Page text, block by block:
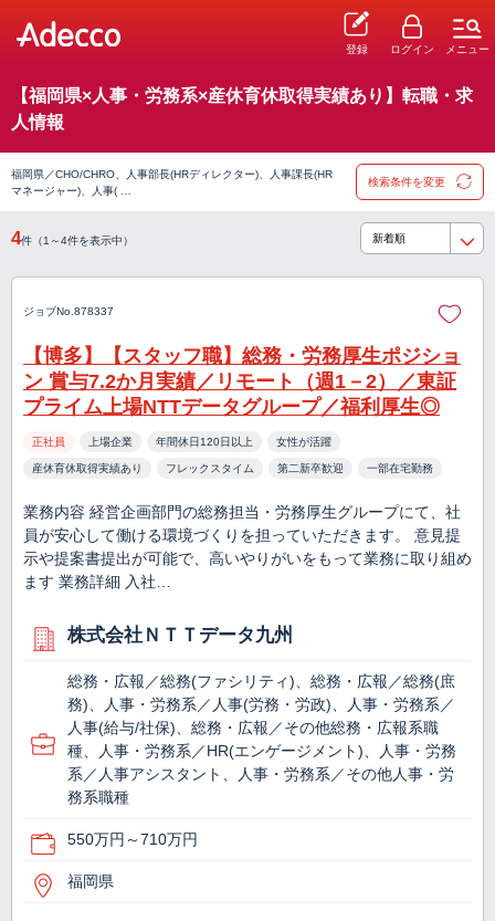
登録 ログイン メニュー
【福岡県×人事・労務系×産休育休取得実績あり】転職・求
人情報
福岡県／CHO/CHRO、人事部長(HRディレクター)、人事課長(HR
マネージャー)、人事( …
検索条件を変更
4件（1～4件を表示中）
ジョブNo.878337
【博多】【スタッフ職】総務・労務厚生ポジショ
ン 賞与7.2か月実績／リモート（週1－2）／東証
プライム上場NTTデータグループ／福利厚生◎
正社員 上場企業 年間休日120日以上 女性が活躍
産休育休取得実績あり フレックスタイム 第二新卒歓迎 一部在宅勤務
業務内容 経営企画部門の総務担当・労務厚生グループにて、社
員が安心して働ける環境づくりを担っていただきます。 意見提
示や提案書提出が可能で、高いやりがいをもって業務に取り組め
ます 業務詳細 入社…
株式会社ＮＴＴデータ九州
総務・広報／総務(ファシリティ)、総務・広報／総務(庶
務)、人事・労務系／人事(労務・労政)、人事・労務系／
人事(給与/社保)、総務・広報／その他総務・広報系職
種、人事・労務系／HR(エンゲージメント)、人事・労務
系／人事アシスタント、人事・労務系／その他人事・労
務系職種
550万円～710万円
福岡県